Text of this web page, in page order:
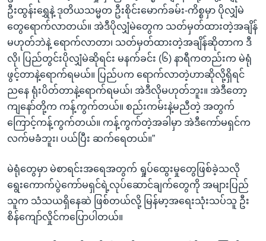
ဦးထွန်းရွှေနဲ့ ဒုတိယသမ္မတ ဦးစိုင်းမောက်ခမ်း-ကိစ္စမှာ ပိုလျှံမဲ
တွေရောက်လာတယ်။ အဲဒီပိုလျှံမဲတွေက သတ်မှတ်ထားတဲ့အချိန်
မဟုတ်ဘဲနဲ့ ရောက်လာတာ၊ သတ်မှတ်ထားတဲ့အချိန်ဆိုတာက ဒီ
လို၊ ပြည်တွင်းပိုလျှံမဲဆိုရင်း မနက်ခင်း (၆) နာရီကတည်းက မဲရုံ
ဖွင့်တာနဲ့ရောက်ရမယ်။ ပြည်ပက ရောက်လာတဲ့ဟာဆိုလို့ရှိရင်
ညနေ ရုံးပိတ်တာနဲ့ရောက်ရမယ်၊ အဲဒီလိုမဟုတ်ဘူး။ အဲဒီတော့
ကျနော်တို့က ကန့်ကွက်တယ်။ စည်းကမ်းနဲ့မညီတဲ့ အတွက်
ကြောင့်ကန့်ကွက်တယ်။ ကန့်ကွက်တဲ့အခါမှာ အဲဒီကော်မရှင်က
လက်မခံဘူး၊ ပယ်ပြီး ဆက်ရေတယ်။”
မဲရုံတွေမှာ မဲစာရင်းအရေအတွက် ရှုပ်ထွေးမှုတွေဖြစ်ခဲ့သလို
ရွေးကောက်ပွဲကော်မရှင်ရဲ့လုပ်ဆောင်ချက်တွေကို အများပြည်
သူက သံသယရှိနေဆဲ ဖြစ်တယ်လို့ မြန်မာ့အရေးသုံးသပ်သူ ဦး
စိန်ကျော်လှိုင်ကပြောပါတယ်။